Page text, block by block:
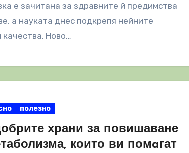
е зачитана за здравните й предимства
а науката днес подкрепя нейните
качества. Ново…
полезно
храни за повишаване
които ви помaгат